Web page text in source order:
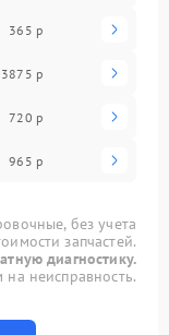
365 р
3875 р
720 р
965 р
без учета
запчастей.
диагностику.
неисправность.